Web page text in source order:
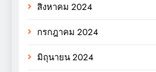
สิงหาคม 2024
กรกฎาคม 2024
มิถุนายน 2024